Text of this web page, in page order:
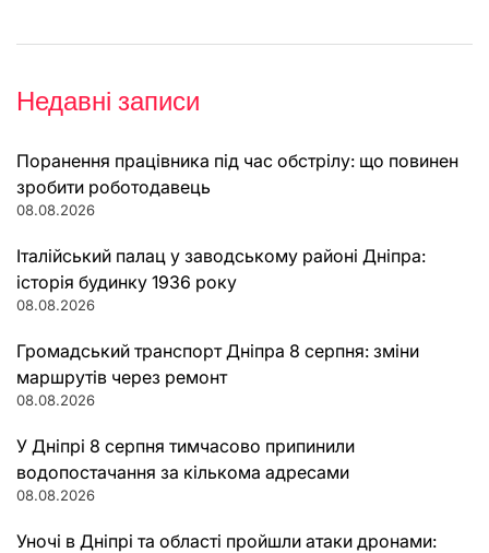
Недавні записи
Поранення працівника під час обстрілу: що повинен
зробити роботодавець
08.08.2026
Італійський палац у заводському районі Дніпра:
історія будинку 1936 року
08.08.2026
Громадський транспорт Дніпра 8 серпня: зміни
маршрутів через ремонт
08.08.2026
У Дніпрі 8 серпня тимчасово припинили
водопостачання за кількома адресами
08.08.2026
Уночі в Дніпрі та області пройшли атаки дронами: